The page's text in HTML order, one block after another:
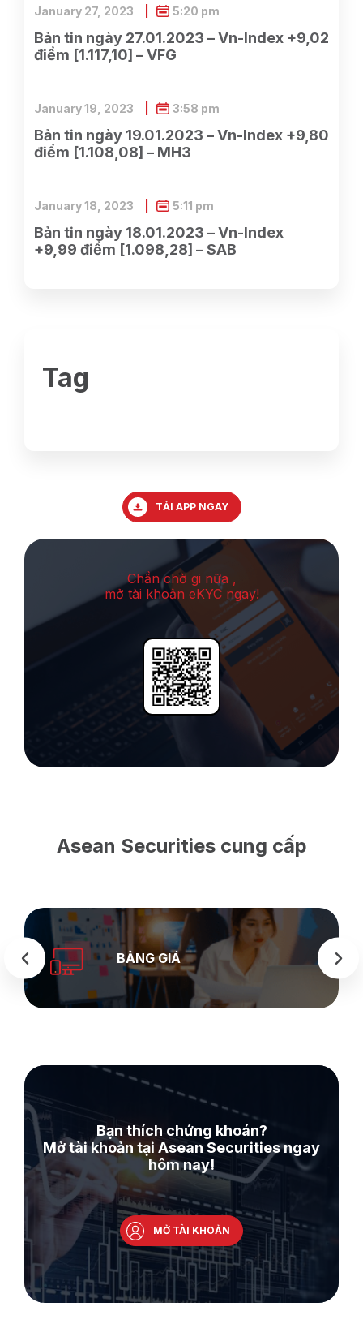
Bản tin ngày 27.01.2023 – Vn-Index +9,02
điểm [1.117,10] – VFG
January 27, 2023 5:20 pm
Bản tin ngày 19.01.2023 – Vn-Index +9,80
điểm [1.108,08] – MH3
January 19, 2023 3:58 pm
Bản tin ngày 18.01.2023 – Vn-Index
+9,99 điểm [1.098,28] – SAB
January 18, 2023 5:11 pm
Tag
TẢI APP NGAY
Chần chờ gi nữa ,
mở tài khoản eKYC ngay!
Asean Securities cung cấp
SEASTOCK
WEB
Bạn thích chứng khoán?
Mở tài khoản tại Asean Securities ngay
hôm nay!
MỞ TÀI KHOẢN